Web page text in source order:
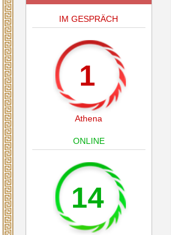
IM GESPRÄCH
1
Athena
ONLINE
14